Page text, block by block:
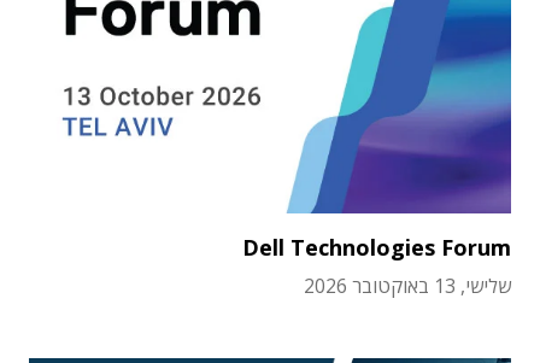
Dell Technologies Forum
שלישי, 13 באוקטובר 2026